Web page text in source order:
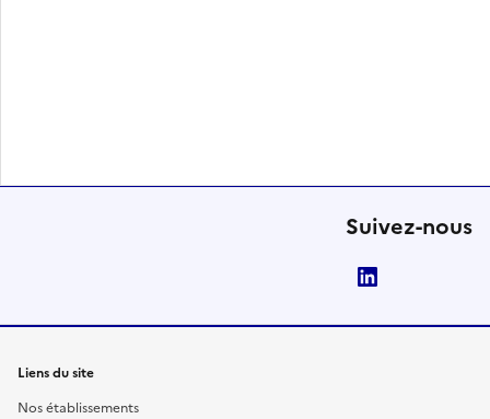
Suivez-nous
Liens du site
Nos établissements